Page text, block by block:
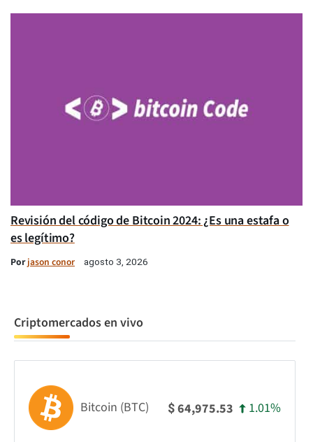
Revisión del código de Bitcoin 2024: ¿Es una estafa o
es legítimo?
Porjason conor agosto 3, 2026
Criptomercados en vivo
Bitcoin (BTC) $64,975.53 1.01%